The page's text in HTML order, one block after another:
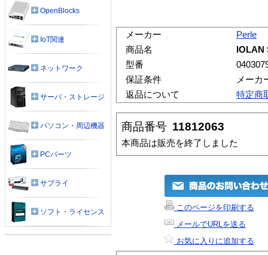
メーカー
Perle
商品名
IOLAN
型番
保証条件
メーカ
返品について
特定商
商品番号 11812063
本商品は販売を終了しました
このページを印刷する
メールでURLを送る
お気に入りに追加する
OpenBlocks
IoT関連
ネットワーク
サーバ・ストレージ
パソコン・周辺機器
PCパーツ
サプライ
ソフト・ライセンス